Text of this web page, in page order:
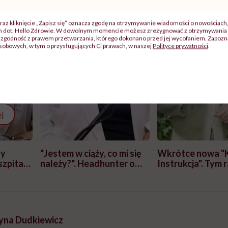
"Jestem w ciąży, co mi się
należy?". Headhunter o
Wkrótce nowa
Instrukcja". Tym
Dudkiewicz
kliknięcie „Zapisz się” oznacza zgodę na otrzymywanie wiadomości o
dot. Hello Zdrowie. W dowolnym momencie możesz zrezygnować z
zgodność z prawem przetwarzania, którego dokonano przed jej wycofaniem.
w tym o przysługujących Ci prawach, w naszejPolityce prywatności.